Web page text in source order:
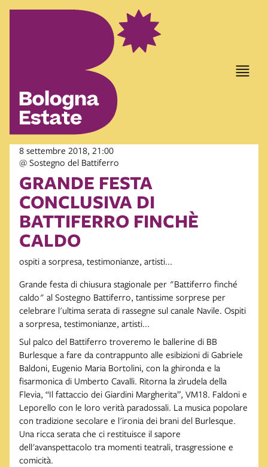
8 settembre 2018, 21:00
@ Sostegno del Battiferro
GRANDE FESTA
CONCLUSIVA DI
BATTIFERRO FINCHÈ
CALDO
ospiti a sorpresa, testimonianze, artisti...
Grande festa di chiusura stagionale per "Battiferro finché
caldo" al Sostegno Battiferro, tantissime sorprese per
celebrare l'ultima serata di rassegne sul canale Navile. Ospiti
a sorpresa, testimonianze, artisti...
Sul palco del Battiferro troveremo le ballerine di BB
Burlesque a fare da contrappunto alle esibizioni di Gabriele
Baldoni, Eugenio Maria Bortolini, con la ghironda e la
fisarmonica di Umberto Cavalli. Ritorna la zìrudela della
Flevia, “Il fattaccio dei Giardini Margherita”, VM18. Faldoni e
Leporello con le loro verità paradossali. La musica popolare
con tradizione secolare e l'ironia dei brani del Burlesque.
Una ricca serata che ci restituisce il sapore
dell'avanspettacolo tra momenti teatrali, trasgressione e
comicità.